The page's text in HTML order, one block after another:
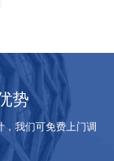
势
，我们可免费上门调